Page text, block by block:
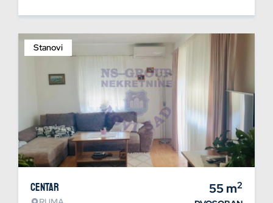
Stanovi
Centar 55m2